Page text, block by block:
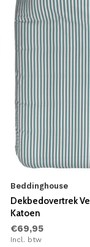
Beddinghouse
Dekbedovertrek
Katoen
€69,95
Incl. btw